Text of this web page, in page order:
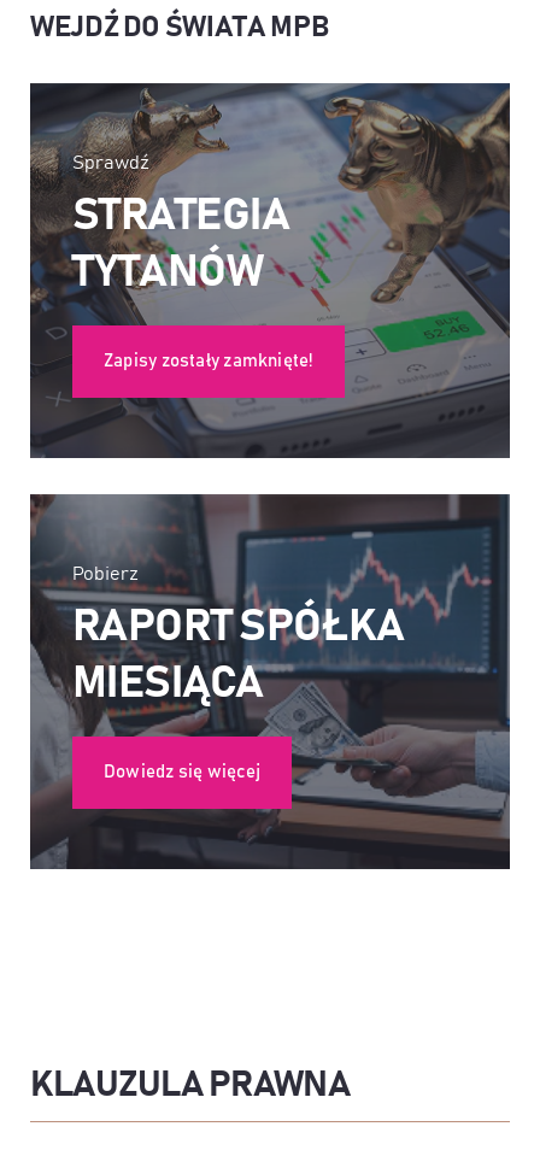
WEJDŹ DO ŚWIATA MPB
Sprawdź
STRATEGIA
TYTANÓW
Zapisy zostały zamknięte!
Pobierz
RAPORT SPÓŁKA
MIESIĄCA
Dowiedz się więcej
KLAUZULA PRAWNA